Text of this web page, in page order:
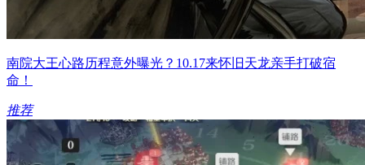
南院大王心路历程意外曝光？10.17来怀旧天龙亲手打破宿
命！
推荐